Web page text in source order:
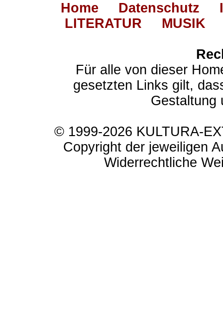
Home Datenschutz
LITERATUR
MUSIK
Für alle von dieser
gesetzten Links gilt,
Gestaltung
© 1999-2026 KULTURA-
Copyright der jeweiligen
Widerrechtliche